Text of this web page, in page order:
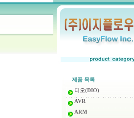
제품 목록
디오(DIO)
AVR
ARM